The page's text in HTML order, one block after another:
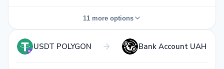
11 more options
USDT TRC20
Visa / Mastercard
UAH
USDT POLYGON Bank Account UAH